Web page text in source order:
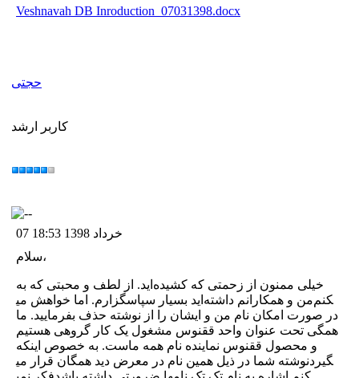
Veshnavah DB Inroduction_07031398.docx
حجتی
کاربر ارشد
07 خرداد 1398 18:53
سلام،
خیلی ممنون از زحمتی که کشیده‌اید. از لطف و محبتی که به
من و همکارانم داشته‌اید بسیار سپاسگزارم. اما خواهش می‎کنم
در صورت امکان نام من و ایشان را از نوشته حذف بفرمایید. ما
همگی تحت عنوان واحد ققنوس مشغول یک کار گروهی هستیم
و محصول ققنوس نماینده نام همه ماست. به خصوص اینکه
نوشته شما در ذیل همین نام در معرض دید همگان قرار می‎گیرد